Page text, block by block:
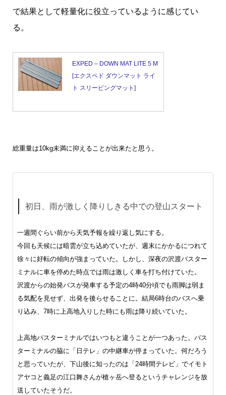
で結果として軽量化に役立っているように感じてい
る。
EXPED – DOWN MAT LITE 5 M
[エクスペド ダウンマット ライ
ト スリーピングマット]
総重量は10kg未満に抑えることが出来たと思う。
初日、雨が激しく降りしきる中での登山スタート
一週間ぐらい前から天気予報を繰り返し気にする。
今回も天候には暗雲が立ち込めていたが、週末にかかるにつれて
徐々に好転の傾向が強まっていた。しかし、深夜の沢渡バスター
ミナルに車を停めた時点では雨は激しく車を打ち付けていた。
沢渡からの始発バスが発車する予定の4時40分頃でも雨脚は弱ま
る気配を見せず、出発を後らせることに。結局6時台のバスへ乗
り込み、7時に上高地入りした時にも雨は降り続いていた。
上高地バスターミナルではいつもと違うことが一つあった。バス
ターミナルの脇に「日テレ」の中継車が停まっていた。何だろう
と思っていたが、下山後に知ったのは「24時間テレビ」でイモト
アヤコと義足の江口舞さんが槍ヶ岳へ登るというチャレンジを放
送していたそうだ。